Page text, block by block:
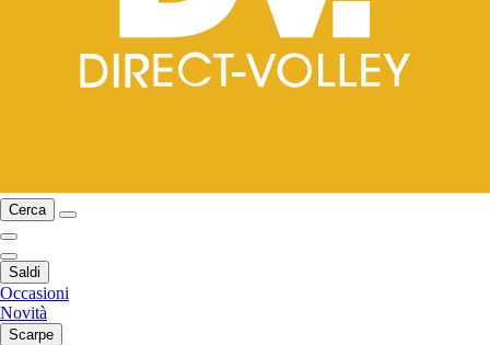
Cerca
Saldi
Occasioni
Novità
Scarpe